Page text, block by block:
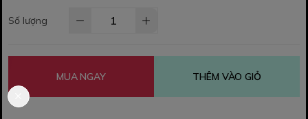
Số lượng
MUA NGAY THÊM VÀO GIỎ